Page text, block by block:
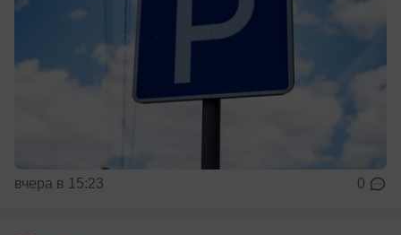
вчера в 15:23 0